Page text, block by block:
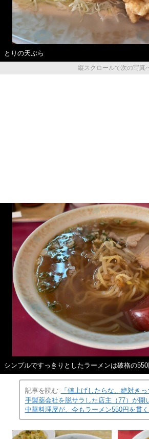
とりの天ぷら
縦スクロールで次の写真
シンプルですっきりとしたラーメンは破格の550
記事を読む
「値上げしたらな、絶対き
手製薬会社を脱サラした店主（77）が開
中華料理屋が、今もラーメン550円を貫